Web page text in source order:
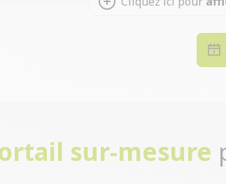
sur-mesure